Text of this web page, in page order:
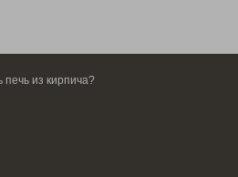
печь из кирпича?